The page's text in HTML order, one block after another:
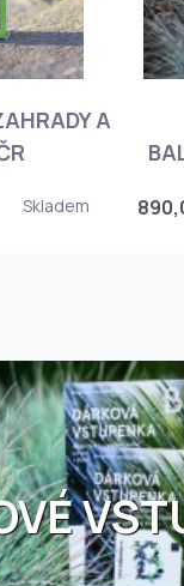
A
Skladem